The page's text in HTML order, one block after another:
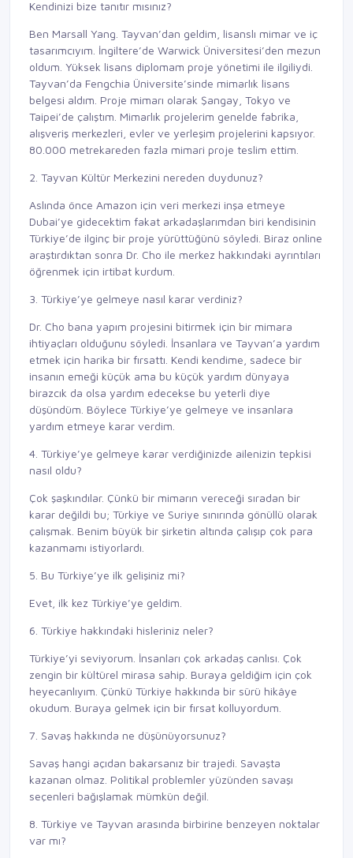
Kendinizi bize tanıtır mısınız?
Ben Marsall Yang. Tayvan’dan geldim, lisanslı mimar ve iç
tasarımcıyım. İngiltere’de Warwick Üniversitesi’den mezun
oldum. Yüksek lisans diplomam proje yönetimi ile ilgiliydi.
Tayvan’da Fengchia Üniversite’sinde mimarlık lisans
belgesi aldım. Proje mimarı olarak Şangay, Tokyo ve
Taipei’de çalıştım. Mimarlık projelerim genelde fabrika,
alışveriş merkezleri, evler ve yerleşim projelerini kapsıyor.
80.000 metrekareden fazla mimari proje teslim ettim.
2. Tayvan Kültür Merkezini nereden duydunuz?
Aslında önce Amazon için veri merkezi inşa etmeye
Dubai’ye gidecektim fakat arkadaşlarımdan biri kendisinin
Türkiye’de ilginç bir proje yürüttüğünü söyledi. Biraz online
araştırdıktan sonra Dr. Cho ile merkez hakkındaki ayrıntıları
öğrenmek için irtibat kurdum.
3. Türkiye’ye gelmeye nasıl karar verdiniz?
Dr. Cho bana yapım projesini bitirmek için bir mimara
ihtiyaçları olduğunu söyledi. İnsanlara ve Tayvan’a yardım
etmek için harika bir fırsattı. Kendi kendime, sadece bir
insanın emeği küçük ama bu küçük yardım dünyaya
birazcık da olsa yardım edecekse bu yeterli diye
düşündüm. Böylece Türkiye’ye gelmeye ve insanlara
yardım etmeye karar verdim.
4. Türkiye’ye gelmeye karar verdiğinizde ailenizin tepkisi
nasıl oldu?
Çok şaşkındılar. Çünkü bir mimarın vereceği sıradan bir
karar değildi bu; Türkiye ve Suriye sınırında gönüllü olarak
çalışmak. Benim büyük bir şirketin altında çalışıp çok para
kazanmamı istiyorlardı.
5. Bu Türkiye’ye ilk gelişiniz mi?
Evet, ilk kez Türkiye’ye geldim.
6. Türkiye hakkındaki hisleriniz neler?
Türkiye’yi seviyorum. İnsanları çok arkadaş canlısı. Çok
zengin bir kültürel mirasa sahip. Buraya geldiğim için çok
heyecanlıyım. Çünkü Türkiye hakkında bir sürü hikâye
okudum. Buraya gelmek için bir fırsat kolluyordum.
7. Savaş hakkında ne düşünüyorsunuz?
Savaş hangi açıdan bakarsanız bir trajedi. Savaşta
kazanan olmaz. Politikal problemler yüzünden savaşı
seçenleri bağışlamak mümkün değil.
8. Türkiye ve Tayvan arasında birbirine benzeyen noktalar
var mı?